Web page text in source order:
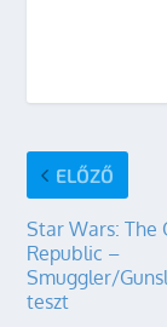
ELŐZŐ
Star Wars: The
Republic –
Smuggler/
teszt